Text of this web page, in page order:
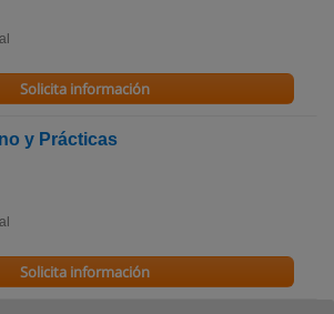
Solicita información
y Prácticas
Solicita información